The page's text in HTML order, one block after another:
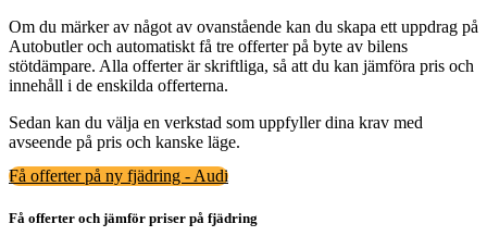
Om du märker av något av ovanstående kan du skapa ett uppdrag på
Autobutler och automatiskt få tre offerter på byte av bilens
stötdämpare. Alla offerter är skriftliga, så att du kan jämföra pris och
innehåll i de enskilda offerterna.
Sedan kan du välja en verkstad som uppfyller dina krav med
avseende på pris och kanske läge.
Få offerter på ny fjädring - Audi
Få offerter och jämför priser på fjädring